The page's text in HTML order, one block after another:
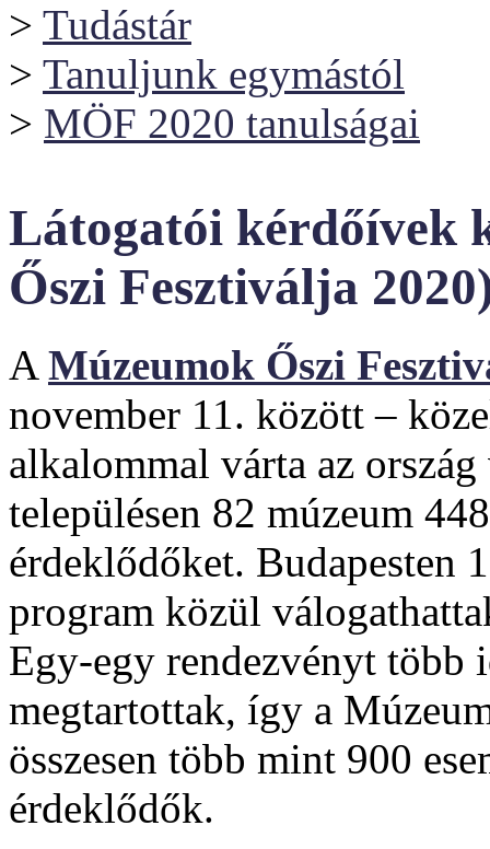
> Tudástár
> Tanuljunk egymástól
> MÖF 2020 tanulságai
Látogatói kérdőívek
Őszi Fesztiválja
A Múzeumok Őszi
november 11. között –
alkalommal várta az
településen 82 múzeum
érdeklődőket. Budapesten
program közül
Egy-egy rendezvényt több
megtartottak, így a
összesen több mint 900
érdeklődők.